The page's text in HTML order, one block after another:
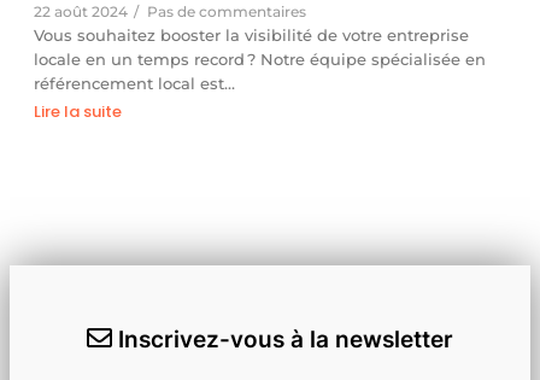
22 août 2024 / Pas de commentaires
Vous souhaitez booster la visibilité de votre entreprise
locale en un temps record ? Notre équipe spécialisée en
référencement local est…
Lire la suite
Inscrivez-vous à la newsletter